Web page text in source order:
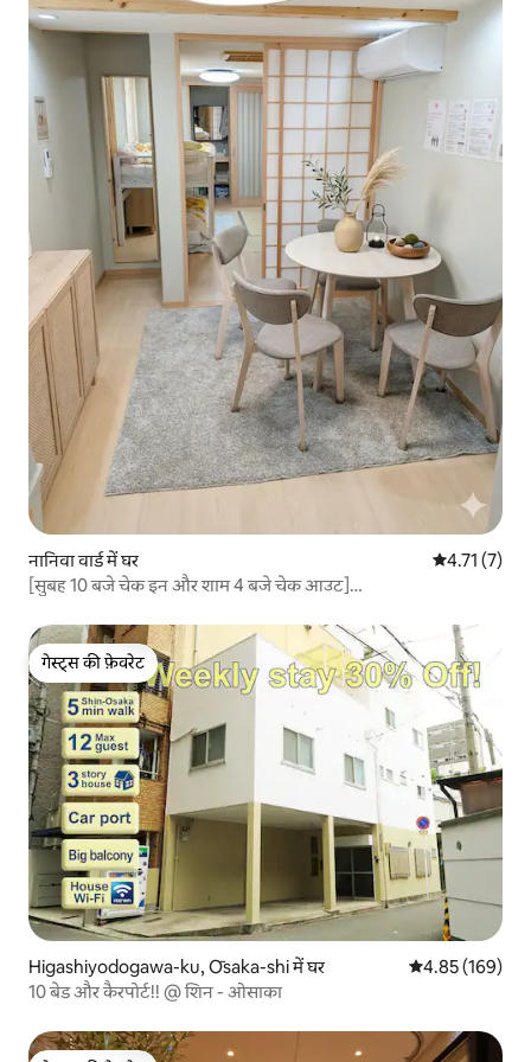
नानिवा वार्ड में घर औसत रेटिंग 5
4.71 (7)
​[सुबह 10 बजे चेक इन और शाम 4 बजे चेक आउट]
गेस्ट्स की फ़ेवरेट
गेस्ट्स की फ़ेवरेट
Higashiyodogawa-ku, Ōsaka-shi में घर औसत रेटिंग 5 में से
4.85 (169)
10 बेड और कैरपोर्ट!! @ शिन - ओसाका